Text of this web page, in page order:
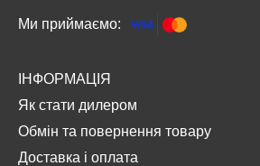
Ми приймаємо:
ІНФОРМАЦІЯ
Як стати дилером
Обмін та повернення товару
Доставка і оплата